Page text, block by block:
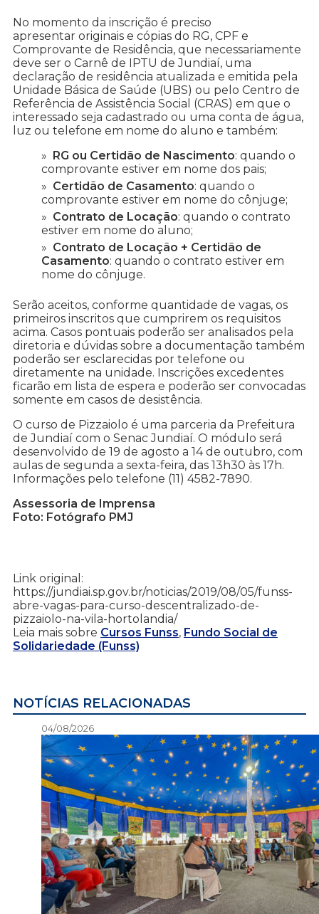
No momento da inscrição é preciso
apresentar originais e cópias do RG, CPF e
Comprovante de Residência, que necessariamente
deve ser o Carnê de IPTU de Jundiaí, uma
declaração de residência atualizada e emitida pela
Unidade Básica de Saúde (UBS) ou pelo Centro de
Referência de Assistência Social (CRAS) em que o
interessado seja cadastrado ou uma conta de água,
luz ou telefone em nome do aluno e também:
RG ou Certidão de Nascimento: quando o
comprovante estiver em nome dos pais;
Certidão de Casamento: quando o
comprovante estiver em nome do cônjuge;
Contrato de Locação: quando o contrato
estiver em nome do aluno;
Contrato de Locação + Certidão de
Casamento: quando o contrato estiver em
nome do cônjuge.
Serão aceitos, conforme quantidade de vagas, os
primeiros inscritos que cumprirem os requisitos
acima. Casos pontuais poderão ser analisados pela
diretoria e dúvidas sobre a documentação também
poderão ser esclarecidas por telefone ou
diretamente na unidade. Inscrições excedentes
ficarão em lista de espera e poderão ser convocadas
somente em casos de desistência.
O curso de Pizzaiolo é uma parceria da Prefeitura
de Jundiaí com o Senac Jundiaí. O módulo será
desenvolvido de 19 de agosto a 14 de outubro, com
aulas de segunda a sexta-feira, das 13h30 às 17h.
Informações pelo telefone (11) 4582-7890.
Assessoria de Imprensa
Foto: Fotógrafo PMJ
Link original:
https://jundiai.sp.gov.br/noticias/2019/08/05/funss-
abre-vagas-para-curso-descentralizado-de-
pizzaiolo-na-vila-hortolandia/
Leia mais sobre Cursos Funss, Fundo Social de
Solidariedade (Funss)
NOTÍCIAS RELACIONADAS
04/08/2026